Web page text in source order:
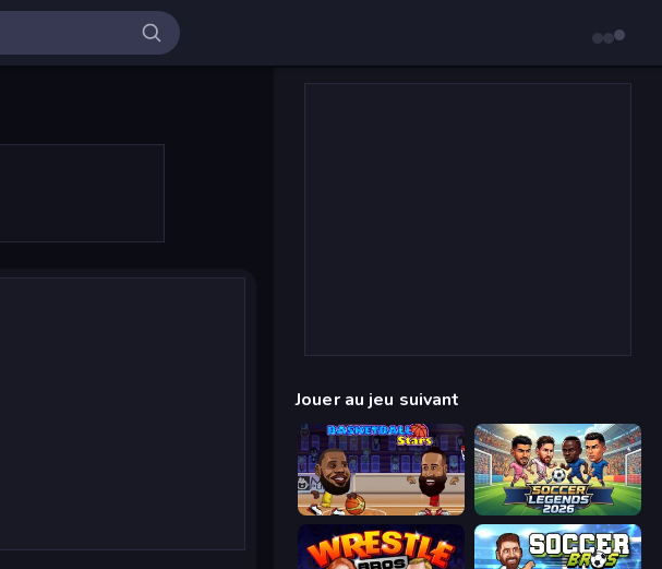
Jouer au jeu suivant
Basketball Stars Soccer Legends 2026